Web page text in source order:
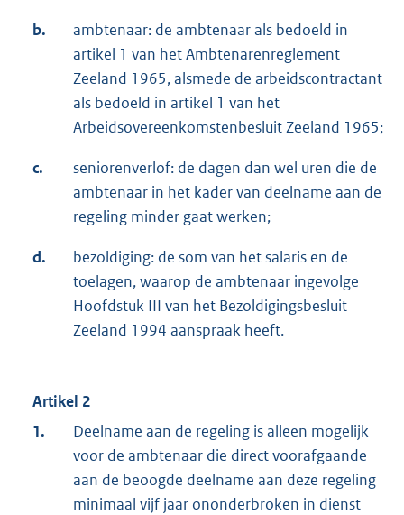
b.
ambtenaar: de ambtenaar als bedoeld in
artikel 1 van het Ambtenarenreglement
Zeeland 1965, alsmede de arbeidscontractant
als bedoeld in artikel 1 van het
Arbeidsovereenkomstenbesluit Zeeland 1965;
c.
seniorenverlof: de dagen dan wel uren die de
ambtenaar in het kader van deelname aan de
regeling minder gaat werken;
d.
bezoldiging: de som van het salaris en de
toelagen, waarop de ambtenaar ingevolge
Hoofdstuk III van het Bezoldigingsbesluit
Zeeland 1994 aanspraak heeft.
Artikel 2
1.
Deelname aan de regeling is alleen mogelijk
voor de ambtenaar die direct voorafgaande
aan de beoogde deelname aan deze regeling
minimaal vijf jaar ononderbroken in dienst